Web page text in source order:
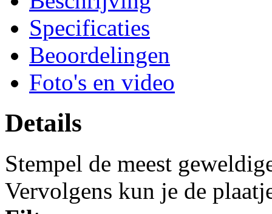
Specificaties
Beoordelingen
Foto's en video
Details
Stempel de meest
Vervolgens kun je de